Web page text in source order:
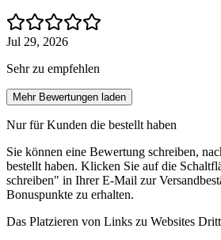
Jul 29, 2026
Sehr zu empfehlen
Mehr Bewertungen laden
Nur für Kunden die bestellt haben
Sie können eine Bewertung schreiben,
bestellt haben. Klicken Sie auf die
schreiben" in Ihrer E-Mail zur
Bonuspunkte zu erhalten.
Das Platzieren von Links zu Websites